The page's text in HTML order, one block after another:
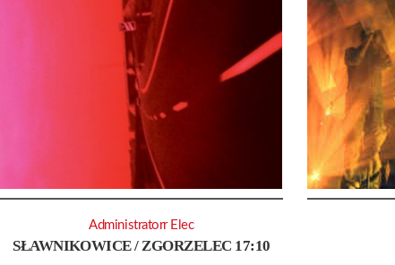
SŁAWNIKOWICE / ZGORZELEC 17:10
Administratorr Elec